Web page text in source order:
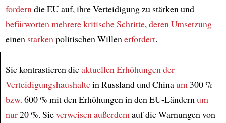
Article
fordern die EU auf, ihre Verteidigung zu stärken und
befürworten mehrere kritische Schritte, deren Umsetzung
einen starken politischen Willen erfordert.
Sie kontrastieren dieaktuellen Erhöhungen der
Verteidigungshaushaltein Russland und Chinaum 300 %
bzw. 600 % mit den Erhöhungen in den EU-Ländern um
nur20 %. Sieverweisen außerdem auf die Warnungen von